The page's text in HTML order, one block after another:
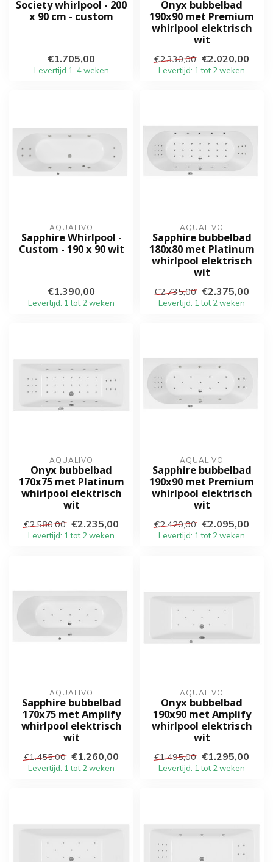
Society whirlpool - 200
x 90 cm - custom
€1.705,00
Levertijd 1-4 weken
Onyx bubbelbad
190x90 met Premium
whirlpool elektrisch
wit
€2.330,00 €2.020,00
Levertijd: 1 tot 2 weken
AQUALIVO
Sapphire Whirlpool -
Custom - 190 x 90 wit
€1.390,00
Levertijd: 1 tot 2 weken
AQUALIVO
Sapphire bubbelbad
180x80 met Platinum
whirlpool elektrisch
wit
€2.735,00 €2.375,00
Levertijd: 1 tot 2 weken
AQUALIVO
Onyx bubbelbad
170x75 met Platinum
whirlpool elektrisch
wit
€2.580,00 €2.235,00
Levertijd: 1 tot 2 weken
AQUALIVO
Sapphire bubbelbad
190x90 met Premium
whirlpool elektrisch
wit
€2.420,00 €2.095,00
Levertijd: 1 tot 2 weken
AQUALIVO
Sapphire bubbelbad
170x75 met Amplify
whirlpool elektrisch
wit
€1.455,00 €1.260,00
Levertijd: 1 tot 2 weken
AQUALIVO
Onyx bubbelbad
190x90 met Amplify
whirlpool elektrisch
wit
€1.495,00 €1.295,00
Levertijd: 1 tot 2 weken